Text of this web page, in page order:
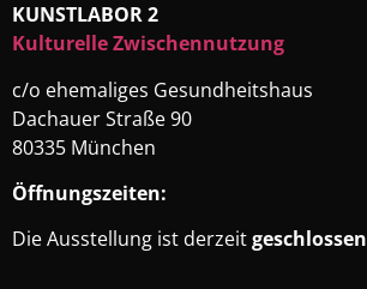
KUNSTLABOR 2
Kulturelle Zwischennutzung
c/o ehemaliges Gesundheitshaus
Dachauer Straße 90
80335 München
Öffnungszeiten:
Die Ausstellung ist derzeitgeschlossen